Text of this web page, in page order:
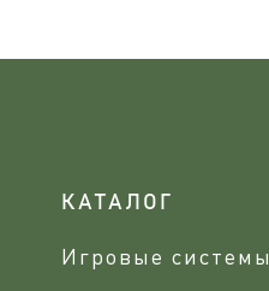
КАТАЛОГ
Игровые системы